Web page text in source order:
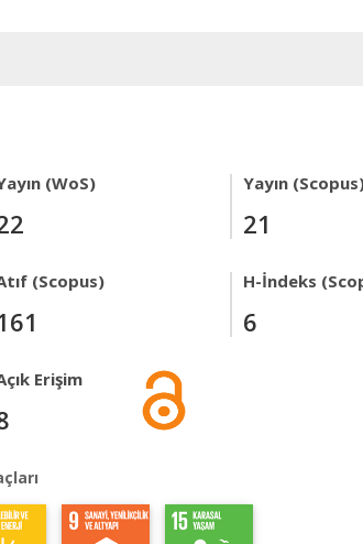
(WoS) Yayın
21
(Scopus) H-İndeks
6
Erişim